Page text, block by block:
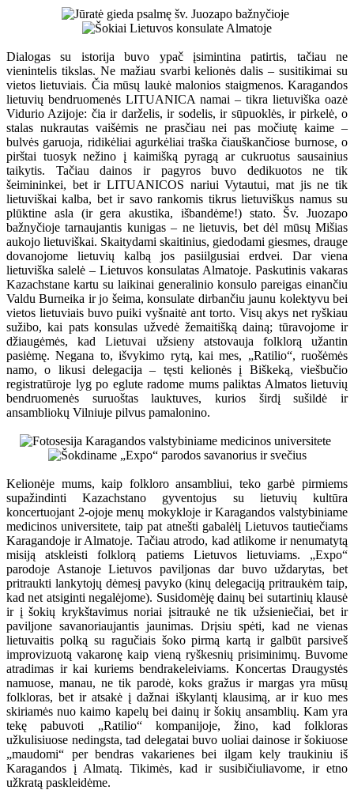
Dialogas su istorija buvo ypač įsimintina patirtis, tačiau ne
vienintelis tikslas. Ne mažiau svarbi kelionės dalis – susitikimai su
vietos lietuviais. Čia mūsų laukė malonios staigmenos. Karagandos
lietuvių bendruomenės LITUANICA namai – tikra lietuviška oazė
Vidurio Azijoje: čia ir darželis, ir sodelis, ir sūpuoklės, ir pirkelė, o
stalas nukrautas vaišėmis ne prasčiau nei pas močiutę kaime –
bulvės garuoja, ridikėliai agurkėliai traška čiauškančiose burnose, o
pirštai tuosyk nežino į kaimišką pyragą ar cukruotus sausainius
taikytis. Tačiau dainos ir pagyros buvo dedikuotos ne tik
šeimininkei, bet ir LITUANICOS nariui Vytautui, mat jis ne tik
lietuviškai kalba, bet ir savo rankomis tikrus lietuviškus namus su
plūktine asla (ir gera akustika, išbandėme!) stato. Šv. Juozapo
bažnyčioje tarnaujantis kunigas – ne lietuvis, bet dėl mūsų Mišias
aukojo lietuviškai. Skaitydami skaitinius, giedodami giesmes, drauge
dovanojome lietuvių kalbą jos pasiilgusiai erdvei. Dar viena
lietuviška salelė – Lietuvos konsulatas Almatoje. Paskutinis vakaras
Kazachstane kartu su laikinai generalinio konsulo pareigas einančiu
Valdu Burneika ir jo šeima, konsulate dirbančiu jaunu kolektyvu bei
vietos lietuviais buvo puiki vyšnaitė ant torto. Visų akys net ryškiau
sužibo, kai pats konsulas užvedė žemaitišką dainą; tūravojome ir
džiaugėmės, kad Lietuvai užsieny atstovauja folklorą užantin
pasiėmę. Negana to, išvykimo rytą, kai mes, „Ratilio“, ruošėmės
namo, o likusi delegacija – tęsti kelionės į Biškeką, viešbučio
registratūroje lyg po eglute radome mums paliktas Almatos lietuvių
bendruomenės suruoštas lauktuves, kurios širdį sušildė ir
ansambliokų Vilniuje pilvus pamalonino.
Kelionėje mums, kaip folkloro ansambliui, teko garbė pirmiems
supažindinti Kazachstano gyventojus su lietuvių kultūra
koncertuojant 2-ojoje menų mokykloje ir Karagandos valstybiniame
medicinos universitete, taip pat atnešti gabalėlį Lietuvos tautiečiams
Karagandoje ir Almatoje. Tačiau atrodo, kad atlikome ir nenumatytą
misiją atskleisti folklorą patiems Lietuvos lietuviams. „Expo“
parodoje Astanoje Lietuvos paviljonas dar buvo uždarytas, bet
pritraukti lankytojų dėmesį pavyko (kinų delegaciją pritraukėm taip,
kad net atsiginti negalėjome). Susidomėję dainų bei sutartinių klausė
ir į šokių krykštavimus noriai įsitraukė ne tik užsieniečiai, bet ir
paviljone savanoriaujantis jaunimas. Drįsiu spėti, kad ne vienas
lietuvaitis polką su ragučiais šoko pirmą kartą ir galbūt parsiveš
improvizuotą vakaronę kaip vieną ryškesnių prisiminimų. Buvome
atradimas ir kai kuriems bendrakeleiviams. Koncertas Draugystės
namuose, manau, ne tik parodė, koks gražus ir margas yra mūsų
folkloras, bet ir atsakė į dažnai iškylantį klausimą, ar ir kuo mes
skiriamės nuo kaimo kapelų bei dainų ir šokių ansamblių. Kam yra
tekę pabuvoti „Ratilio“ kompanijoje, žino, kad folkloras
užkulisiuose nedingsta, tad delegatai buvo uoliai dainose ir šokiuose
„maudomi“ per bendras vakarienes bei ilgam kely traukiniu iš
Karagandos į Almatą. Tikimės, kad ir susibičiuliavome, ir etno
užkratą paskleidėme.